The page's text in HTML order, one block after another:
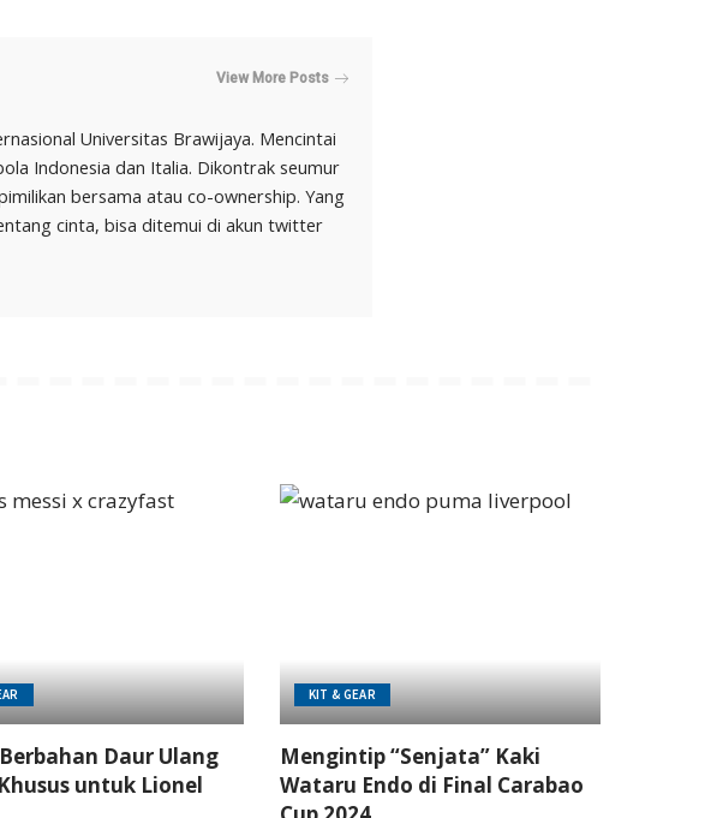
View More Posts
Universitas Brawijaya. Mencintai
Indonesia dan Italia. Dikontrak seumur
bersama atau co-ownership. Yang
cinta, bisa ditemui di akun twitter
Daur Ulang
untuk Lionel
KIT & GEAR
Mengintip “Senjata” Kaki
Wataru Endo di Final Carabao